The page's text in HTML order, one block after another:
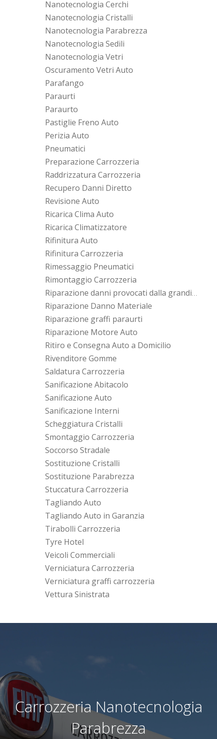
Nanotecnologia Cerchi
Nanotecnologia Cristalli
Nanotecnologia Parabrezza
Nanotecnologia Sedili
Nanotecnologia Vetri
Oscuramento Vetri Auto
Parafango
Paraurti
Paraurto
Pastiglie Freno Auto
Perizia Auto
Pneumatici
Preparazione Carrozzeria
Raddrizzatura Carrozzeria
Recupero Danni Diretto
Revisione Auto
Ricarica Clima Auto
Ricarica Climatizzatore
Rifinitura Auto
Rifinitura Carrozzeria
Rimessaggio Pneumatici
Rimontaggio Carrozzeria
Riparazione danni provocati dalla grandine
Riparazione Danno Materiale
Riparazione graffi paraurti
Riparazione Motore Auto
Ritiro e Consegna Auto a Domicilio
Rivenditore Gomme
Saldatura Carrozzeria
Sanificazione Abitacolo
Sanificazione Auto
Sanificazione Interni
Scheggiatura Cristalli
Smontaggio Carrozzeria
Soccorso Stradale
Sostituzione Cristalli
Sostituzione Parabrezza
Stuccatura Carrozzeria
Tagliando Auto
Tagliando Auto in Garanzia
Tirabolli Carrozzeria
Tyre Hotel
Veicoli Commerciali
Verniciatura Carrozzeria
Verniciatura graffi carrozzeria
Vettura Sinistrata
Carrozzeria Nanotecnologia
Parabrezza